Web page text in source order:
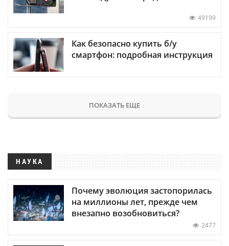
49199
Как безопасно купить б/у
смартфон: подробная инструкция
ПОКАЗАТЬ ЕЩЕ
НАУКА
Почему эволюция застопорилась
на миллионы лет, прежде чем
внезапно возобновиться?
2477